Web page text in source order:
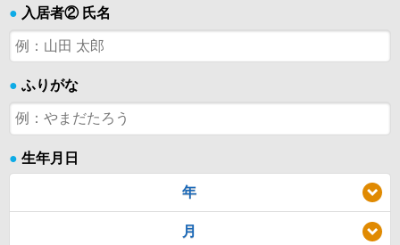
● 入居者② 氏名
● ふりがな
● 生年月日
年
月